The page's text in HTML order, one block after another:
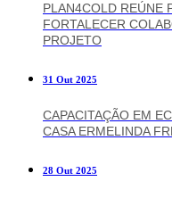
PLAN4COLD REÚNE
FORTALECER
PROJETO
31 Out 2025
CAPACITAÇÃO EM
CASA ERMELINDA
28 Out 2025